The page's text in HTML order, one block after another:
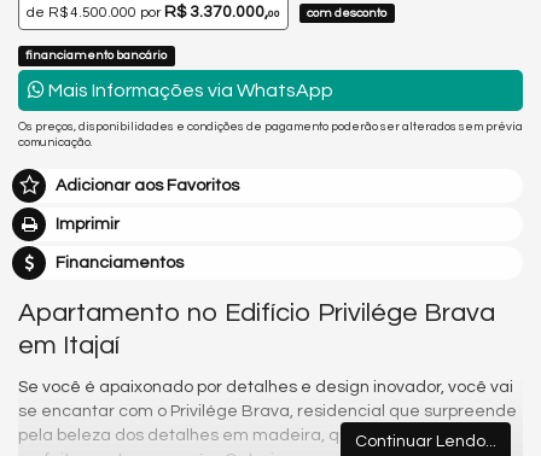
de R$ 4.500.000 porR$ 3.370.000,00 com desconto
financiamento bancário
Mais Informações via WhatsApp
Os preços, disponibilidades e condições de pagamento poderão ser alterados sem prévia
comunicação.
Adicionar aos Favoritos
Imprimir
Financiamentos
Apartamento no Edifício Privilége Brava
em Itajaí
Se você é apaixonado por detalhes e design inovador, você vai
se encantar com o Privilége Brava, residencial que surpreende
pela beleza dos detalhes em madeira, que se adequam
Continuar Lendo...